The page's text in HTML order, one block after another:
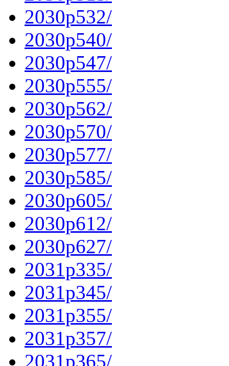
2030p532/
2030p540/
2030p547/
2030p555/
2030p562/
2030p570/
2030p577/
2030p585/
2030p605/
2030p612/
2030p627/
2031p335/
2031p345/
2031p355/
2031p357/
2031p365/